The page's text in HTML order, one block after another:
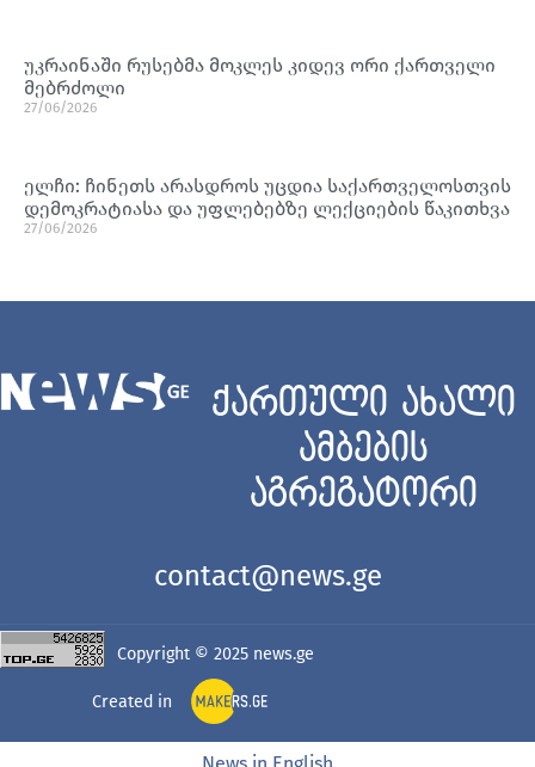
უკრაინაში რუსებმა მოკლეს კიდევ ორი ქართველი
მებრძოლი
27/06/2026
ელჩი: ჩინეთს არასდროს უცდია საქართველოსთვის
დემოკრატიასა და უფლებებზე ლექციების წაკითხვა
27/06/2026
ქართული ახალი
ამბების
აგრეგატორი
contact@news.ge
Copyright © 2025 news.ge
Created in